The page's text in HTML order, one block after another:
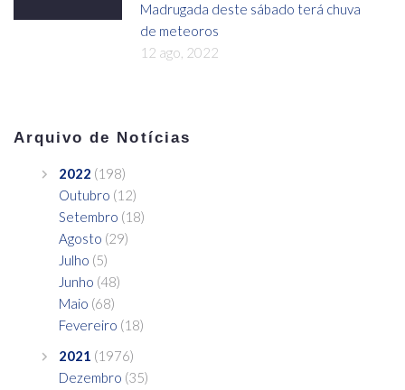
Madrugada deste sábado terá chuva
de meteoros
12 ago, 2022
Arquivo de Notícias
2022 (198)
Outubro (12)
Setembro (18)
Agosto (29)
Julho (5)
Junho (48)
Maio (68)
Fevereiro (18)
2021 (1976)
Dezembro (35)